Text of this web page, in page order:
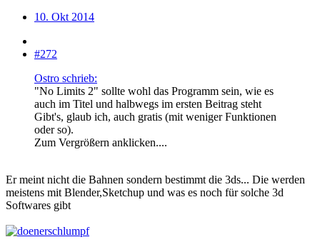
10. Okt 2014
#272
Ostro schrieb:
"No Limits 2" sollte wohl das Programm sein, wie es
auch im Titel und halbwegs im ersten Beitrag steht
Gibt's, glaub ich, auch gratis (mit weniger Funktionen
oder so).
Zum Vergrößern anklicken....
Er meint nicht die Bahnen sondern bestimmt die 3ds... Die werden
meistens mit Blender,Sketchup und was es noch für solche 3d
Softwares gibt